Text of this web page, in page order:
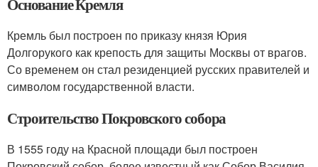
Основание Кремля
Кремль был построен по приказу князя Юрия
Долгорукого как крепость для защиты Москвы от врагов.
Со временем он стал резиденцией русских правителей и
символом государственной власти.
Строительство Покровского собора
В 1555 году на Красной площади был построен